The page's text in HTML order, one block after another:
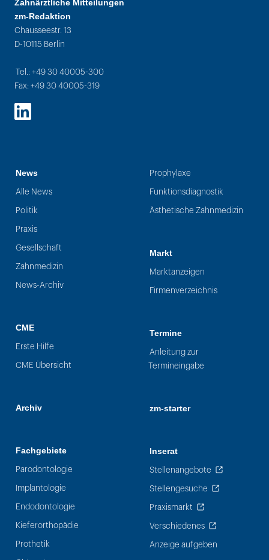
Zahnärztliche Mitteilungen
zm-Redaktion
Chausseestr. 13
D-10115 Berlin
Tel.: +49 30 40005-300
Fax: +49 30 40005-319
LinkedIn
News
Alle News
Politik
Praxis
Gesellschaft
Zahnmedizin
News-Archiv
CME
Erste Hilfe
CME Übersicht
Archiv
Fachgebiete
Parodontologie
Implantologie
Endodontologie
Kieferorthopädie
Prothetik
Prophylaxe
Funktionsdiagnostik
Ästhetische Zahnmedizin
Markt
Marktanzeigen
Firmenverzeichnis
Termine
Anleitung zur
Termineingabe
zm-starter
Inserat
Stellenangebote
Stellengesuche
Praxismarkt
Verschiedenes
Anzeige aufgeben